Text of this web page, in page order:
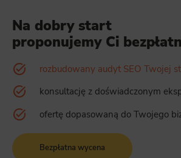
Na dobry start
proponujemy Ci
rozbudowany audyt SEO Twojej
konsultację z doświadczonym
ofertę dopasowaną do Twojego
Bezpłatna wycena